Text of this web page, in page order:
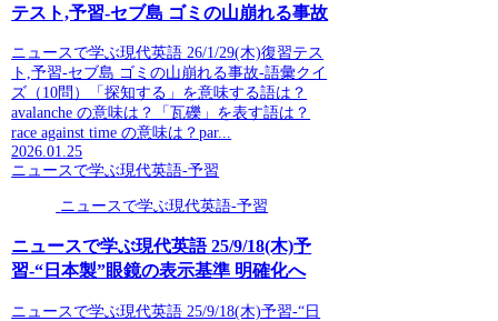
テスト,予習-セブ島 ゴミの山崩れる事故
ニュースで学ぶ現代英語 26/1/29(木)復習テス
ト,予習-セブ島 ゴミの山崩れる事故-語彙クイ
ズ（10問）「探知する」を意味する語は？
avalanche の意味は？「瓦礫」を表す語は？
race against time の意味は？par...
2026.01.25
ニュースで学ぶ現代英語-予習
ニュースで学ぶ現代英語-予習
ニュースで学ぶ現代英語 25/9/18(木)予
習-“日本製”眼鏡の表示基準 明確化へ
ニュースで学ぶ現代英語 25/9/18(木)予習-“日